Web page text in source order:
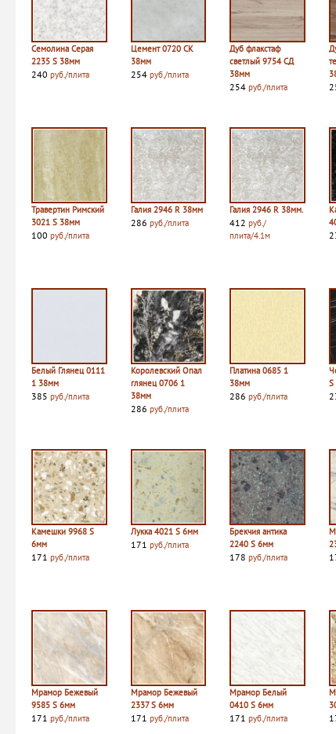
Семолина Серая
2235 S 38мм
240 руб./плита
Цемент 0720 СК
38мм
254 руб./плита
Дуб флакстаф
светлый 9754 СД
38мм
254руб./плита
Травертин Римский
3021 S 38мм
100 руб./плита
Галия 2946 R 38мм
286 руб./плита
Галия 2946 R 38мм.
412руб./
плита/4.1м
Белый Глянец 0111
1 38мм
385 руб./плита
Королевский Опал
глянец 0706 1
38мм
286 руб./плита
Платина 0685 1
38мм
286руб./плита
Камешки 9968 S
6мм
171 руб./плита
Лукка 4021 S 6мм
171 руб./плита
Брекчия антика
2240 S 6мм
178руб./плита
Мрамор Бежевый
9585 S 6мм
171 руб./плита
Мрамор Бежевый
2337 S 6мм
171 руб./плита
Мрамор Белый
0410 S 6мм
171руб./плита